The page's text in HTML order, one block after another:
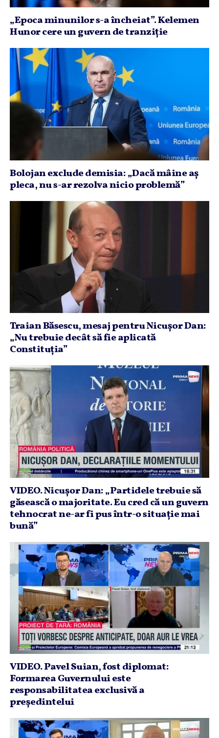
„Epoca minunilor s-a încheiat”. Kelemen
Hunor cere un guvern de tranziţie
Bolojan exclude demisia: „Dacă mâine aş
pleca, nu s-ar rezolva nicio problemă”
Traian Băsescu, mesaj pentru Nicuşor Dan:
„Nu trebuie decât să fie aplicată
Constituţia”
VIDEO. Nicuşor Dan: „Partidele trebuie să
găsească o majoritate. Eu cred că un guvern
tehnocrat ne-ar fi pus într-o situaţie mai
bună”
VIDEO. Pavel Suian, fost diplomat:
Formarea Guvernului este
responsabilitatea exclusivă a
preşedintelui